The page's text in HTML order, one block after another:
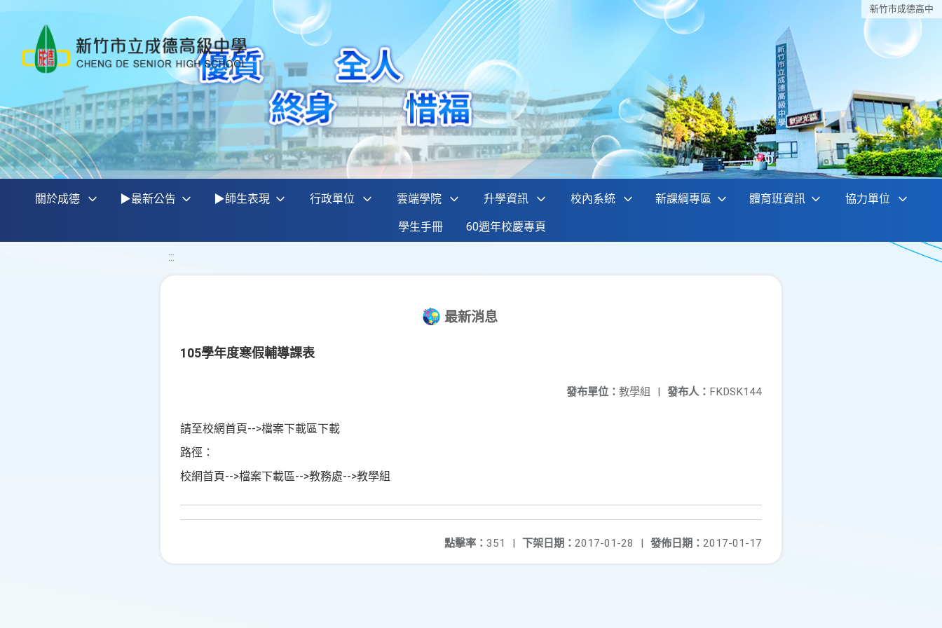
新竹巿成德高中
關於成德 ▶最新公告 ▶師生表現 行政單位 雲端學院 升學資訊 校內系統 新課綱專區 體育班資訊 協力單位
學生手冊 60週年校慶專頁
:::
最新消息
105學年度寒假輔導課表
發布人： FKDSK144
發布單位： 教學組 |
請至校網首頁-->檔案下載區下載
路徑：
校網首頁-->檔案下載區-->教務處-->教學組
發佈日期： 2017-01-17
下架日期： 2017-01-28 |
點擊率： 351 |